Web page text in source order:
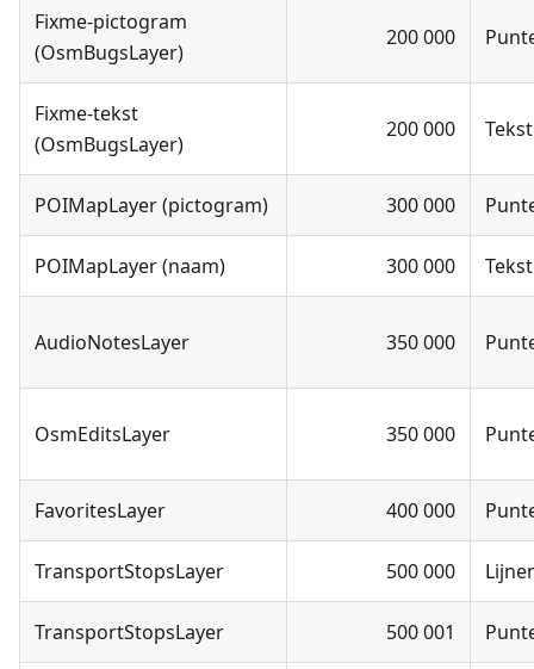
Fixme-pictogram
(OsmBugsLayer)
200 000
Fixme-tekst
(OsmBugsLayer)
200 000 Tekst
POIMapLayer (pictogram) 300 000
POIMapLayer (naam) 300 000 Tekst
AudioNotesLayer 350 000
OsmEditsLayer 350 000
FavoritesLayer 400 000
TransportStopsLayer 500 000
TransportStopsLayer 500 001